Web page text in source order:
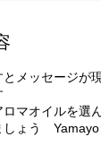
メッセージが
マオイルを選
しょう